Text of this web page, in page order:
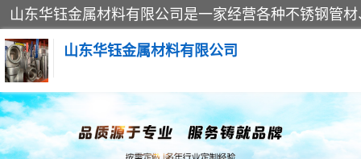
山东华钰金属材料有限公司
不锈钢管